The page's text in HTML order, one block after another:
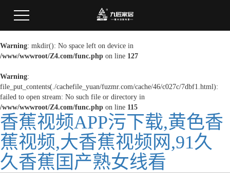
Warning: mkdir(): No space left on device in
/www/wwwroot/Z4.com/func.php on line 127
Warning:
file_put_contents(./cachefile_yuan/fuzmr.com/cache/46/c027c/7dbf1.html):
failed to open stream: No such file or directory in
/www/wwwroot/Z4.com/func.php on line 115
香蕉视频APP污下载,黄色香
蕉视频,大香蕉视频网,91久
久香蕉囯产熟女线看